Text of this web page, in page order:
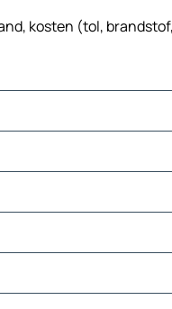
kosten (tol,